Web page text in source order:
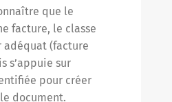
que le
facture, le classe
adéquat (facture
s’appuie sur
pour créer
document.